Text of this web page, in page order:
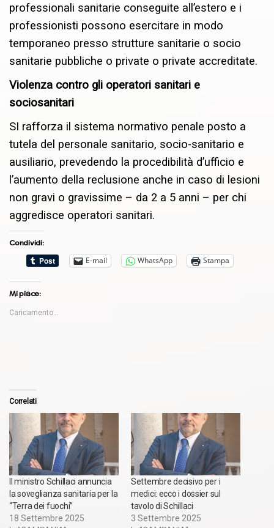
professionali sanitarie conseguite all’estero e i
professionisti possono esercitare in modo
temporaneo presso strutture sanitarie o socio
sanitarie pubbliche o private o private accreditate.
Violenza contro gli operatori sanitari e
sociosanitari
SI rafforza il sistema normativo penale posto a
tutela del personale sanitario, socio-sanitario e
ausiliario, prevedendo la procedibilità d’ufficio e
l’aumento della reclusione anche in caso di lesioni
non gravi o gravissime – da 2 a 5 anni – per chi
aggredisce operatori sanitari.
Condividi:
E-mail
WhatsApp Stampa
Mi piace:
Caricamento...
Correlati
Il ministro Schillaci annuncia
la soveglianza sanitaria per la
“Terra dei fuochi”
18 Settembre 2025
Settembre decisivo per i
medici: ecco i dossier sul
tavolo di Schillaci
3 Settembre 2025